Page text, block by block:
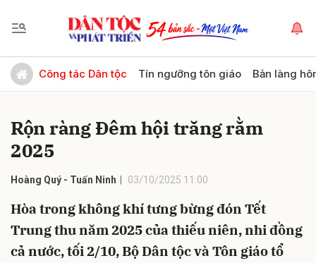
Công tác Dân tộc Tín ngưỡng tôn giáo Bản làng
Rộn ràng Đêm hội trăng rằm
2025
Hoàng Quý - Tuấn Ninh 03/10/2025 11:00
Hòa trong không khí tưng bừng đón Tết
Trung thu năm 2025 của thiếu niên, nhi đồng
cả nước, tối 2/10, Bộ Dân tộc và Tôn giáo tổ
Gửi bình luận
Hủy